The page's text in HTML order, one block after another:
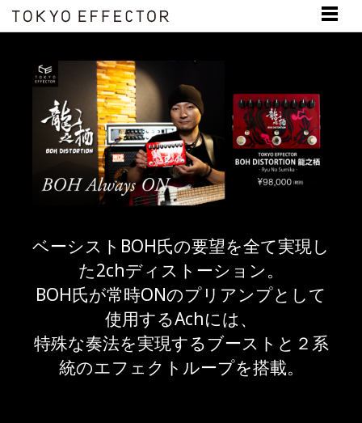
ベーシストBOH氏の要望を全て実現し
た2chディストーション。
BOH氏が常時ONのプリアンプとして
使用するAchには、
特殊な奏法を実現するブーストと２系
統のエフェクトループを搭載。